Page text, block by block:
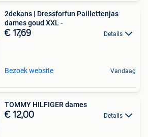
2dekans | Dressforfun Paillettenjas
dames goud XXL -
€ 17,69 Details
Bezoek website Vandaag
TOMMY HILFIGER dames
€ 12,00 Details